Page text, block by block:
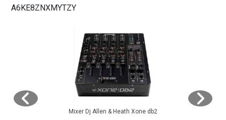
A6KE8ZNXMYTZY
Mixer Dj Allen & Heath Xone db2